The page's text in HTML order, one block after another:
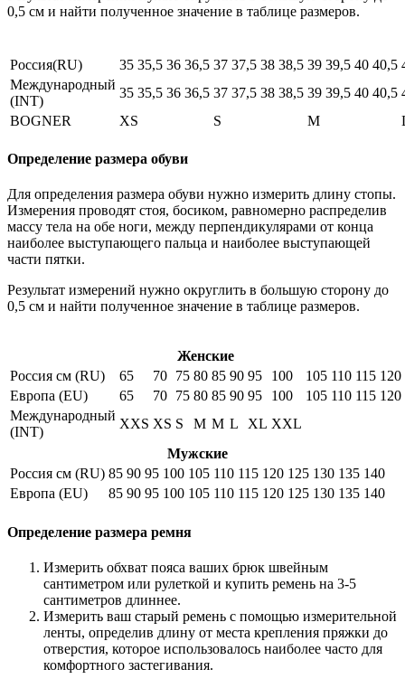
0,5 см и найти полученное значение в таблице размеров.
Россия(RU) 35 35,5 36 36,5 37 37,5 38 38,5 39 39,5 40 40,5
Международный
(INT)
35 35,5 36 36,5 37 37,5 38 38,5 39 39,5 40 40,5
BOGNER
XS S M
Определение размера обуви
Для определения размера обуви нужно измерить длину стопы.
Измерения проводят стоя, босиком, равномерно распределив
массу тела на обе ноги, между перпендикулярами от конца
наиболее выступающего пальца и наиболее выступающей
части пятки.
Результат измерений нужно округлить в большую сторону до
0,5 см и найти полученное значение в таблице размеров.
Женские
Россия см (RU)
65 70 75 80 85 90 95 100 105 110 115 120
Европа (EU)
65 70 75 80 85 90 95 100 105 110 115 120
Международный
(INT)
XXS XS S M M L XL XXL
Мужские
Россия см (RU) 85 90 95 100 105 110 115 120 125 130 135 140
Европа (EU)
85 90 95 100 105 110 115 120 125 130 135 140
Определение размера ремня
Измерить обхват пояса ваших брюк швейным
сантиметром или рулеткой и купить ремень на 3-5
сантиметров длиннее.
Измерить ваш старый ремень с помощью измерительной
ленты, определив длину от места крепления пряжки до
отверстия, которое использовалось наиболее часто для
комфортного застегивания.